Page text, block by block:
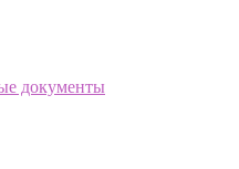
документы